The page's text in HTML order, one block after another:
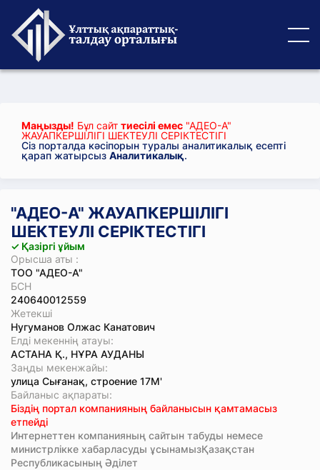
Маңызды! Бұл сайт тиесілі емес "АДЕО-А"
ЖАУАПКЕРШІЛІГІ ШЕКТЕУЛІ СЕРІКТЕСТІГІ
Сіз порталда кәсіпорын туралы аналитикалық есепті
қарап жатырсыз Аналитикалық.
"АДЕО-А" ЖАУАПКЕРШІЛІГІ
ШЕКТЕУЛІ СЕРІКТЕСТІГІ
✓ Қазіргі ұйым
Орысша аты :
ТОО "АДЕО-А"
БСН
240640012559
Жетекші
Нугуманов Олжас Канатович
Елді мекеннің атауы:
АСТАНА Қ., НҰРА АУДАНЫ
Заңды мекенжайы:
улица Сығанақ, строение 17М'
Байланыс ақпараты:
Біздің портал компанияның байланысын қамтамасыз
етпейді
Интернеттен компанияның сайтын табуды немесе
министрлікке хабарласуды ұсынамызҚазақстан
Республикасының Әділет